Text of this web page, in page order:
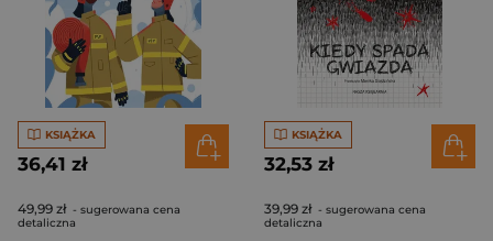
KSIĄŻKA
36,41 zł
49,99 zł - sugerowana cena
detaliczna
KSIĄŻKA
32,53 zł
39,99 zł - sugerowana cena
detaliczna